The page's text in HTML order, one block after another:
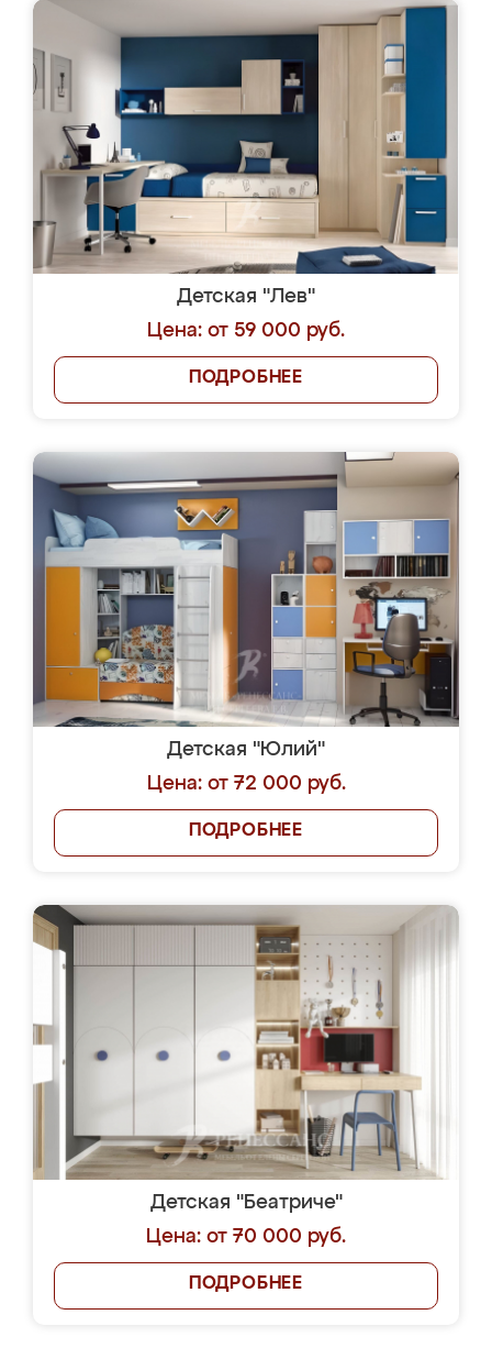
Детская "Лев"
Цена: от 59 000 руб.
ПОДРОБНЕЕ
Детская "Юлий"
Цена: от 72 000 руб.
ПОДРОБНЕЕ
Детская "Беатриче"
Цена: от 70 000 руб.
ПОДРОБНЕЕ